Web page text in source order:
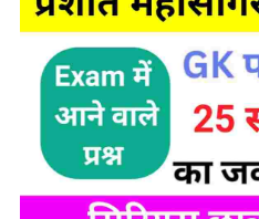
k
e
I
e
g
r
a
m
y
L
i
k
r
e